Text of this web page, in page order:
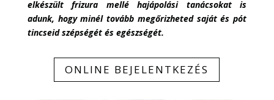
elkészült frizura mellé hajápolási tanácsokat is
adunk, hogy minél tovább megőrizheted saját és pót
tincseid szépségét és egészségét.
ONLINE BEJELENTKEZÉS